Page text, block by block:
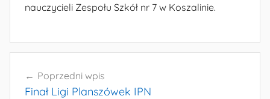
nauczycieli Zespołu Szkół nr 7 w Koszalinie.
wpisuPoprzedni wpis
Finał Ligi Planszówek IPN